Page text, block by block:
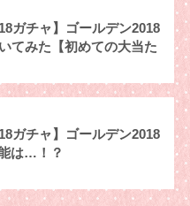
ガチャ】ゴールデン2018
てみた【初めての大当た
ガチャ】ゴールデン2018
は…！？